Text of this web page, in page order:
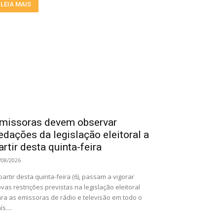
LEIA MAIS
devem observar
da legislação eleitoral a
desta quinta-feira
2026
desta quinta-feira (6), passam a vigorar
restrições previstas na legislação eleitoral
as emissoras de rádio e televisão em todo o